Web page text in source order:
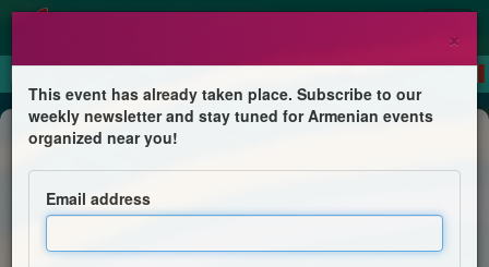
Dance
Masterclass de danse arménienne -
Ejmiatsin, Karno Kochari
×
This event has already taken place. Subscribe to our
weekly newsletter and stay tuned for Armenian events
organized near you!
Email address